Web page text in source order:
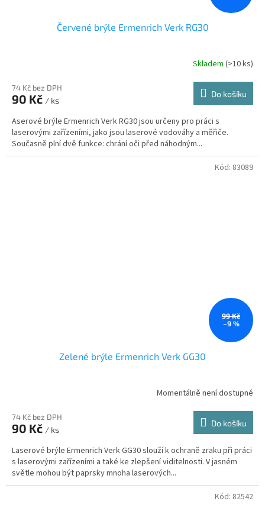
Červené brýle Ermenrich Verk RG30
Skladem (>10 ks)
74 Kč bez DPH
90 Kč / ks
Do košíku
Aserové brýle Ermenrich Verk RG30 jsou určeny pro práci s
laserovými zařízeními, jako jsou laserové vodováhy a měřiče.
Současně plní dvě funkce: chrání oči před náhodným...
99 Kč
–9 %
Zelené brýle Ermenrich Verk GG30
Momentálně není dostupné
74 Kč bez DPH
90 Kč / ks
Do košíku
Laserové brýle Ermenrich Verk GG30 slouží k ochraně zraku při práci
s laserovými zařízeními a také ke zlepšení viditelnosti. V jasném
světle mohou být paprsky mnoha laserových...
Kód: 83089
Kód: 82542